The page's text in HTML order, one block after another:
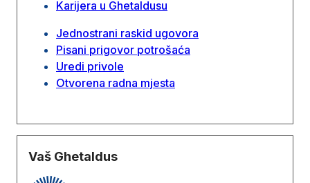
Karijera u Ghetaldusu
Jednostrani raskid ugovora
Pisani prigovor potrošaća
Uredi privole
Otvorena radna mjesta
Vaš Ghetaldus